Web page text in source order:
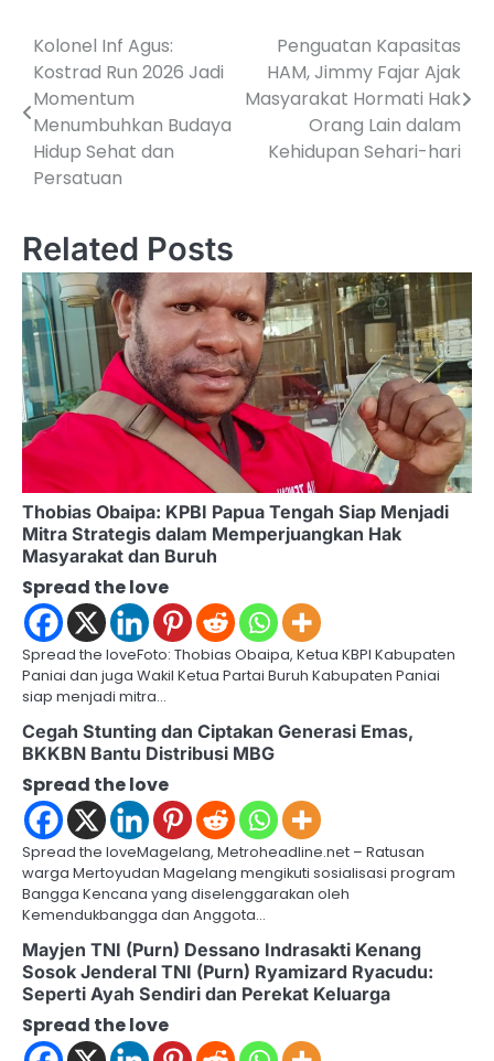
P
o
s
a
v
i
g
a
t
i
o
n
Kolonel Inf Agus:
Kostrad Run 2026 Jadi
Momentum
Menumbuhkan Budaya
Hidup Sehat dan
Persatuan
Penguatan Kapasitas
HAM, Jimmy Fajar Ajak
Masyarakat Hormati Hak
Orang Lain dalam
Kehidupan Sehari-hari
Related Posts
Thobias Obaipa: KPBI Papua Tengah Siap Menjadi
Mitra Strategis dalam Memperjuangkan Hak
Masyarakat dan Buruh
Spread the love
Spread the loveFoto: Thobias Obaipa, Ketua KBPI Kabupaten
Paniai dan juga Wakil Ketua Partai Buruh Kabupaten Paniai
siap menjadi mitra…
Cegah Stunting dan Ciptakan Generasi Emas,
BKKBN Bantu Distribusi MBG
Spread the love
Spread the loveMagelang, Metroheadline.net – Ratusan
warga Mertoyudan Magelang mengikuti sosialisasi program
Bangga Kencana yang diselenggarakan oleh
Kemendukbangga dan Anggota…
Mayjen TNI (Purn) Dessano Indrasakti Kenang
Sosok Jenderal TNI (Purn) Ryamizard Ryacudu:
Seperti Ayah Sendiri dan Perekat Keluarga
Spread the love